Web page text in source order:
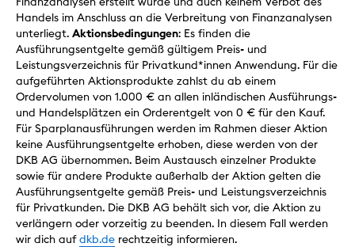
Handels im Anschluss an die Verbreitung von Finanzanalysen
unterliegt. Aktionsbedingungen: Es finden die
Ausführungsentgelte gemäß gültigem Preis- und
Leistungsverzeichnis für Privatkund*innen Anwendung. Für die
aufgeführten Aktionsprodukte zahlst du ab einem
Ordervolumen von 1.000 € an allen inländischen Ausführungs-
und Handelsplätzen ein Orderentgelt von 0 € für den Kauf.
Für Sparplanausführungen werden im Rahmen dieser Aktion
keine Ausführungsentgelte erhoben, diese werden von der
DKB AG übernommen. Beim Austausch einzelner Produkte
sowie für andere Produkte außerhalb der Aktion gelten die
Ausführungsentgelte gemäß Preis- und Leistungsverzeichnis
für Privatkunden. Die DKB AG behält sich vor, die Aktion zu
verlängern oder vorzeitig zu beenden. In diesem Fall werden
wir dich aufdkb.de rechtzeitig informieren.